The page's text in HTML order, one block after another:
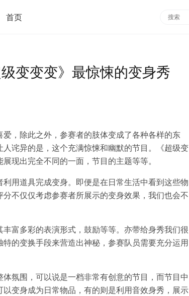
首页
变变变》最惊悚的变身秀
，除此之外，参赛者的肢体变成了各种各样的东
诧异的是，这个充满惊悚和幽默的节目。《超级变
现出完全不同的一面，节目的主题等等。
用道具完成变身。即便是在日常生活中看到这些物
不仅仅考虑参赛者所展示的变身效果，我们也会不
富多彩的表演形式，鼓励等等。亦带给身秀我们很
的变换手段来营造出神秘，参赛队员需要充分运用
氛围，可以说是一档非常有创意的节目，而节目中
变身成为日常物品，有的则是利用音效身秀，展示